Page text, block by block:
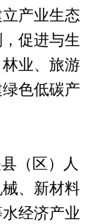
产业生态
促进与生
业、旅游
色低碳产
（区）人
、新材料
经济产业